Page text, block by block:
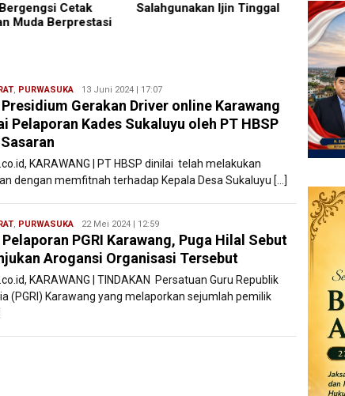
Cetak
Muda Berprestasi
Salahgunakan Ijin Tinggal
, PURWASUKA Ryan
Karawang
13 Juni 2024 | 17:07
Gerakan Driver online Karawang
Pelaporan Kades Sukaluyu oleh PT HBSP
KARAWANG | PT HBSP dinilai telah melakukan
dengan memfitnah terhadap Kepala Desa Sukaluyu […]
, PURWASUKA Ryan
Karawang
22 Mei 2024 | 12:59
PGRI Karawang, Puga Hilal Sebut
Arogansi Organisasi Tersebut
KARAWANG | TINDAKAN Persatuan Guru Republik
(PGRI) Karawang yang melaporkan sejumlah pemilik